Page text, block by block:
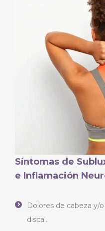
Síntomas de
e Inflamación
Dolores de cabeza y/
discal.